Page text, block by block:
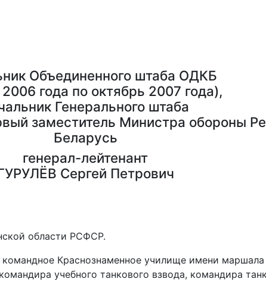
Объединенного штаба ОДКБ
года по октябрь 2007 года),
Генерального штаба
заместитель Министра обороны
Беларусь
генерал-лейтенант
Сергей Петрович
области РСФСР.
Краснознаменное училище имени маршала
учебного танкового взвода, командира